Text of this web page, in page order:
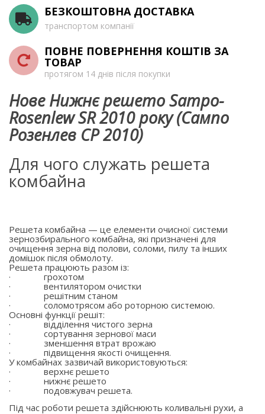
БЕЗКОШТОВНА ДОСТАВКА
транспортом компанії
ПОВНЕ ПОВЕРНЕННЯ КОШТІВ ЗА
ТОВАР
протягом 14 днів після покупки
Нове Нижнє решето Sampo-
Rosenlew SR 2010 року (Сампо
Розенлев СР 2010)
Для чого служать решета
комбайна
Решета комбайна — це елементи очисної системи
зернозбирального комбайна, які призначені для
очищення зерна від полови, соломи, пилу та інших
домішок після обмолоту.
Решета працюють разом із:
·
грохотом
·
вентилятором очистки
·
решітним станом
·
соломотрясом або роторною системою.
Основні функції решіт:
·
відділення чистого зерна
·
сортування зернової маси
·
зменшення втрат врожаю
·
підвищення якості очищення.
У комбайнах зазвичай використовуються:
·
верхнє решето
·
нижнє решето
·
подовжувач решета.
Під час роботи решета здійснюють коливальні рухи, а